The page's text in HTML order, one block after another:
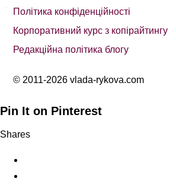
Політика конфіденційності
Корпоративний курс з копірайтингу
Редакційна політика блогу
© 2011-2026 vlada-rykova.com
Pin It on Pinterest
Shares